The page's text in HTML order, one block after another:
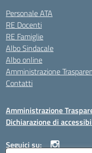
Personale ATA
RE Docenti
RE Famiglie
Albo Sindacale
Albo online
Amministrazione
Contatti
Amministrazione
Dichiarazione di
Seguici su: